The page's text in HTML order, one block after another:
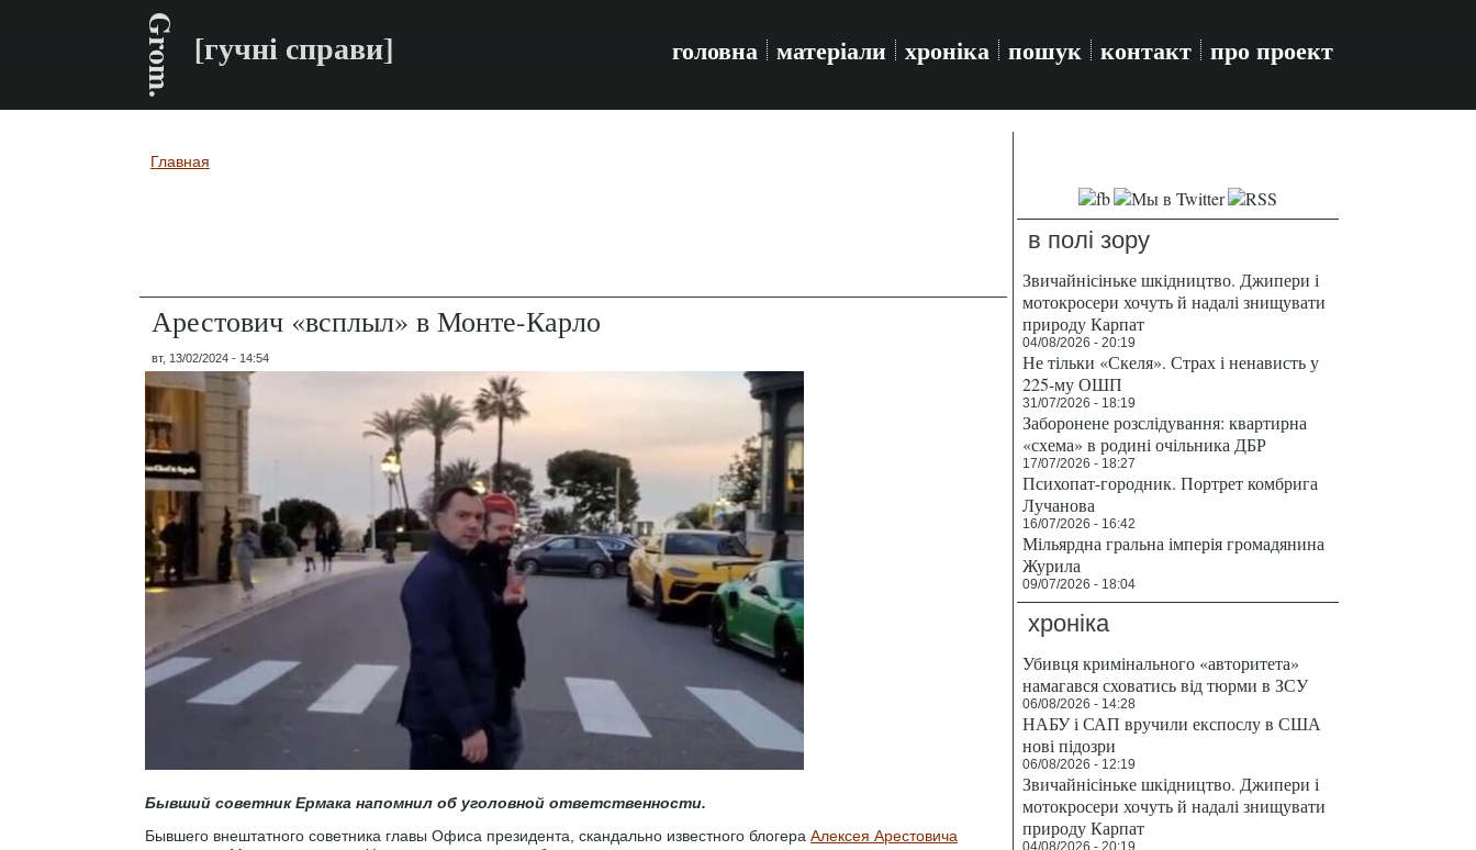
Grom. [гучні справи] головна матеріали хроніка пошук контакт про проект
Вы здесь
Главная
Арестович «всплыл» в Монте-Карло
вт, 13/02/2024 - 14:54
Бывший советник Ермака напомнил об уголовной ответственности.
Бывшего внештатного советника главы Офиса президента, скандально известного блогера Алексея Арестовича
в полі зору
Звичайнісіньке шкідництво. Джипери і
мотокросери хочуть й надалі знищувати
природу Карпат
04/08/2026 - 20:19
Не тільки «Скеля». Страх і ненависть у
225-му ОШП
31/07/2026 - 18:19
Заборонене розслідування: квартирна
«схема» в родині очільника ДБР
17/07/2026 - 18:27
Психопат-городник. Портрет комбрига
Лучанова
16/07/2026 - 16:42
Мільярдна гральна імперія громадянина
Журила
09/07/2026 - 18:04
хроніка
Убивця кримінального «авторитета»
намагався сховатись від тюрми в ЗСУ
06/08/2026 - 14:28
НАБУ і САП вручили експослу в США
нові підозри
06/08/2026 - 12:19
Звичайнісіньке шкідництво. Джипери і
мотокросери хочуть й надалі знищувати
природу Карпат
04/08/2026 - 20:19